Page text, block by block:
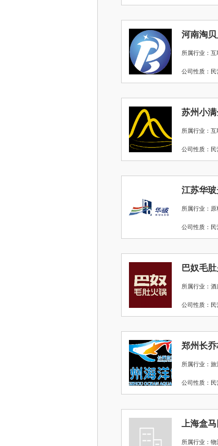
河南淘
所属行业：
公司性质
苏州小
所属行业：
公司性质
江苏华
所属行业：
公司性质
巴奴毛
所属行业：酒
公司性质
郑州长
所属行业：旅
公司性质
上海盒
所属行业：